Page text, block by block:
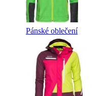
Pánské oblečení